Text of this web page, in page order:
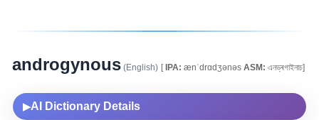
androgynous (English) [IPA: ænˈdrɑdʒənəs ASM: এনড্ৰগাইনাচ]
▶AI Dictionary Details